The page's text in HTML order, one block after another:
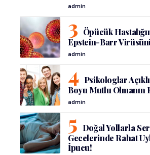
admin
Öpücük
Epstein-Barr
admin
Psikologlar
Boyu Mutlu Olmanın
admin
Doğal Yollarla
Gecelerinde Rahat
İpucu!